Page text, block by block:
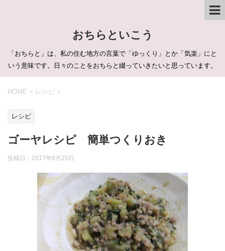
おちらといこう
「おちらと」は、私の住む地方の言葉で「ゆっくり」とか「気楽」にと
いう意味です。日々のことをおちらと綴っていきたいと思っています。
HOME > レシピ >
レシピ
ゴーヤレシピ 簡単つくりおき
投稿日： 2017年8月25日